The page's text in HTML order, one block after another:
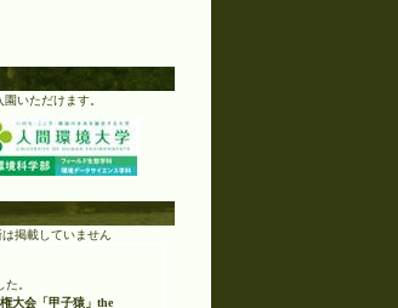
いただけます。
掲載していません
。
大会「甲子猿」the